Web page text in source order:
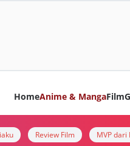
HomeAnime & MangaFilm
Review Film MVP dari